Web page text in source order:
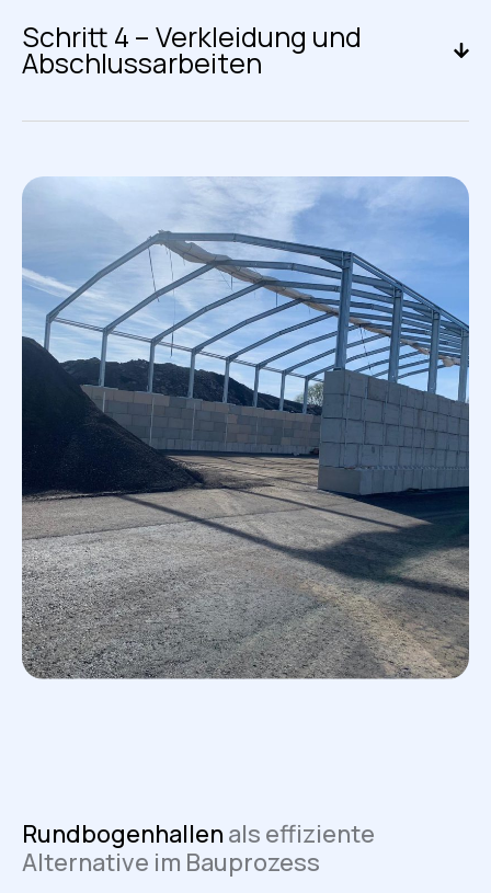
Schritt 4 – Verkleidung und
Abschlussarbeiten
Rundbogenhallen als effiziente
Alternative im Bauprozess